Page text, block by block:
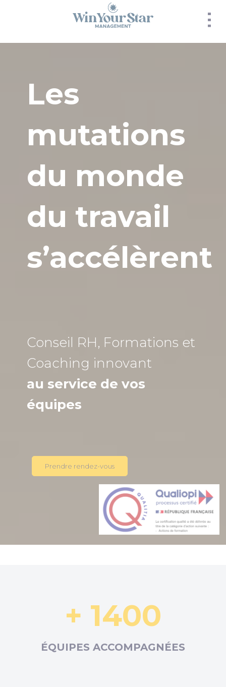
Les
mutations
du monde
du travail
s’accélèrent
Conseil RH, Formations et
Coaching innovant
au service de vos
équipes
Prendre rendez-vous
+ 1400
ÉQUIPES ACCOMPAGNÉES